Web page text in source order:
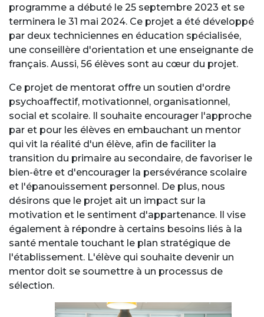
programme a débuté le 25 septembre 2023 et se
terminera le 31 mai 2024. Ce projet a été développé
par deux techniciennes en éducation spécialisée,
une conseillère d'orientation et une enseignante de
français. Aussi, 56 élèves sont au cœur du projet.
Ce projet de mentorat offre un soutien d'ordre
psychoaffectif, motivationnel, organisationnel,
social et scolaire. Il souhaite encourager l'approche
par et pour les élèves en embauchant un mentor
qui vit la réalité d'un élève, afin de faciliter la
transition du primaire au secondaire, de favoriser le
bien-être et d'encourager la persévérance scolaire
et l'épanouissement personnel. De plus, nous
désirons que le projet ait un impact sur la
motivation et le sentiment d'appartenance. Il vise
également à répondre à certains besoins liés à la
santé mentale touchant le plan stratégique de
l'établissement. L'élève qui souhaite devenir un
mentor doit se soumettre à un processus de
sélection.